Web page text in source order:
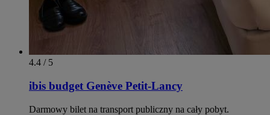
4.4 / 5
ibis budget Genève Petit-Lancy
Darmowy bilet na transport publiczny na cały pobyt.